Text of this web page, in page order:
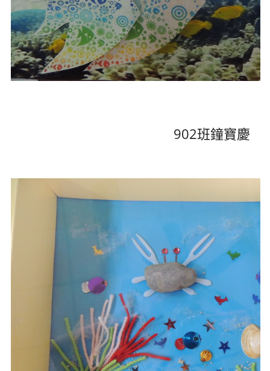
902班鐘寶慶